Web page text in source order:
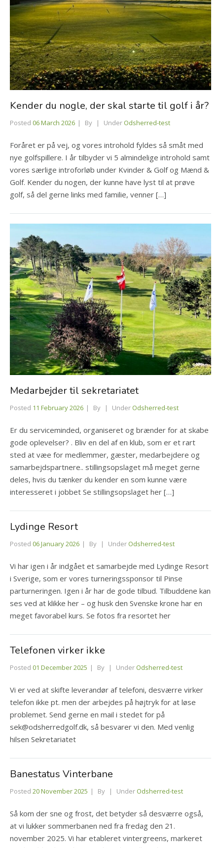
Kender du nogle, der skal starte til golf i år?
Posted 06 March 2026 By Under Odsherred-test
Foråret er på vej, og vores introhold fyldes så småt med
nye golfspillere. I år tilbyder vi 5 almindelige introhold samt
vores særlige introforløb under Kvinder & Golf og Mænd &
Golf. Kender du nogen, der kunne have lyst til at prøve
golf, så del gerne links med familie, venner […]
Medarbejder til sekretariatet
Posted 11 February 2026 By Under Odsherred-test
Er du serviceminded, organiseret og brænder for at skabe
gode oplevelser? . Bliv en del af en klub, som er et rart
sted at væe for medlemmer, gæster, medarbejdere og
samarbejdspartnere.. stillingsopslaget må meget gerne
deles, hvis du tænker du kender en som kunne være
interesseret i jobbet Se stillingsopslaget her […]
Lydinge Resort
Posted 06 January 2026 By Under Odsherred-test
Vi har igen i år indgået et samarbejde med Lydinge Resort
i Sverige, som er vores turneringssponsor til Pinse
parturneringen. Igen i år har de gode tilbud. Tilbuddene kan
ses ved at klikke her – og husk den Svenske krone har en
meget favorabel kurs. Se fotos fra resortet her
Telefonen virker ikke
Posted 01 December 2025 By Under Odsherred-test
Vi er ved at skifte leverandør af telefoni, desværre virker
telefon ikke pt. men der arbejdes på højtryk for at løse
problemet. Send gerne en mail i stedet for på
sek@odsherredgolf.dk, så besvarer vi den. Med venlig
hilsen Sekretariatet
Banestatus Vinterbane
Posted 20 November 2025 By Under Odsherred-test
Så kom der sne og frost, det betyder så desværre også,
at vi lukker sommerbanen ned fra fredag den 21.
november 2025. Vi har etableret vintergreens, markeret